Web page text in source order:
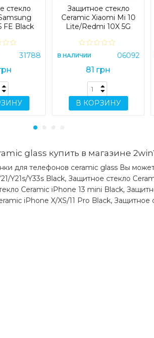
стекло
FE Black
31788
Защитное стекло
Ceramic Xiaomi Mi 10
Lite/Redmi 10X 5G
В НАЛИЧИИ 06092
81 грн
В КОРЗИНУ
glass купить в магазине
для телефонов ceramic glass Вы
Y21s/Y33s Black, Защитное стекло
Ceramic iPhone 13 mini Black,
iPhone X/XS/11 Pro Black, Защитное